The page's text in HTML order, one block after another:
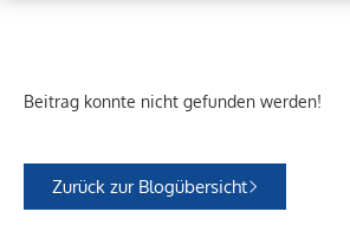
Beitrag konnte nicht gefunden werden!
Zurück zur Blogübersicht